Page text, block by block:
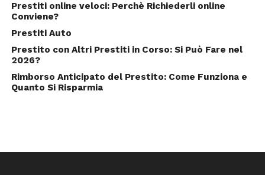
Prestiti online veloci: Perchè Richiederli online
Conviene?
Prestiti Auto
Prestito con Altri Prestiti in Corso: Si Può Fare nel
2026?
Rimborso Anticipato del Prestito: Come Funziona e
Quanto Si Risparmia